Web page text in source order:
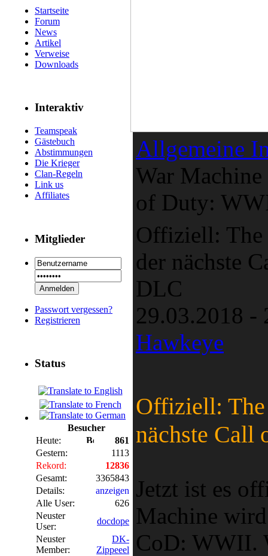
Startseite
Forum
News
Artikel
Verweise
Downloads
Interaktiv
Teamspeak
Gästebuch
Abstimmungen
Die Krieger
Clan-Regeln
Link us
Affiliates
Mitglieder
Passwort vergessen?
Registrieren
Status
Besucher
Heute:
861
Gestern:
1113
Rekord:
12836
Gesamt:
3365843
Details:
anzeigen
Alle User:
626
Neuster
User:
docdope
Neuster
Member:
DK-
Zippeeel
Allgemeine
War
of Duty:
Offiziell: The
der nächste
DLC
29.03.2018
Hawkeye
Offiziell:
nächste
Jetzt ist es
Machine
CoD: WWII.